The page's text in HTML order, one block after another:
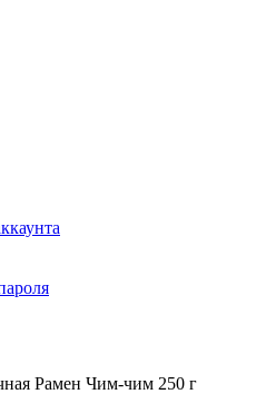
Рамен Чим-чим 250 г